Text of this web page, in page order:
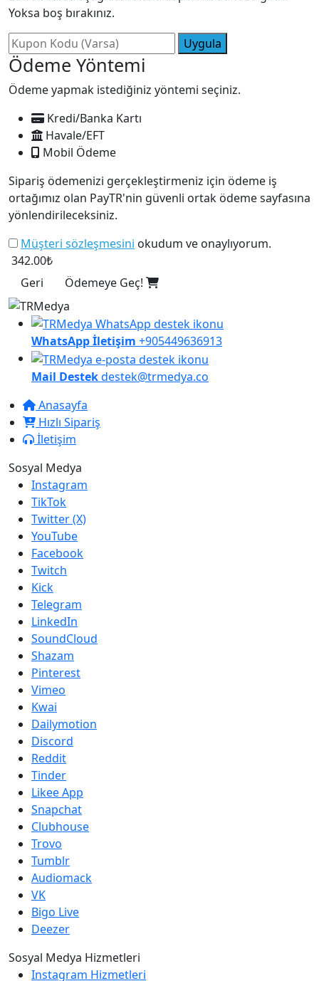
Yoksa boş bırakınız.
Uygula
Ödeme Yöntemi
Ödeme yapmak istediğiniz yöntemi seçiniz.
Kredi/Banka Kartı
Havale/EFT
Mobil Ödeme
Sipariş ödemenizi gerçekleştirmeniz için ödeme iş
ortağımız olan PayTR'nin güvenli ortak ödeme sayfasına
yönlendirileceksiniz.
Müşteri sözleşmesini okudum ve onaylıyorum.
342.00₺
Geri
Ödemeye Geç!
WhatsApp İletişim +905449636913
Mail Destekdestek@trmedya.co
Anasayfa
Hızlı Sipariş
İletişim
Sosyal Medya
Instagram
TikTok
Twitter (X)
YouTube
Facebook
Twitch
Kick
Telegram
LinkedIn
SoundCloud
Shazam
Pinterest
Vimeo
Kwai
Dailymotion
Discord
Reddit
Tinder
Likee App
Snapchat
Clubhouse
Trovo
Tumblr
Audiomack
VK
Bigo Live
Deezer
Sosyal Medya Hizmetleri
Instagram Hizmetleri